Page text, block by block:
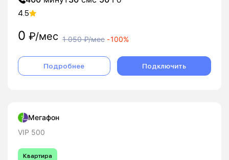
4.5
0 ₽/мес 1 050₽/мес -100%
Подробнее Подключить
Мегафон
VIP 500
Квартира